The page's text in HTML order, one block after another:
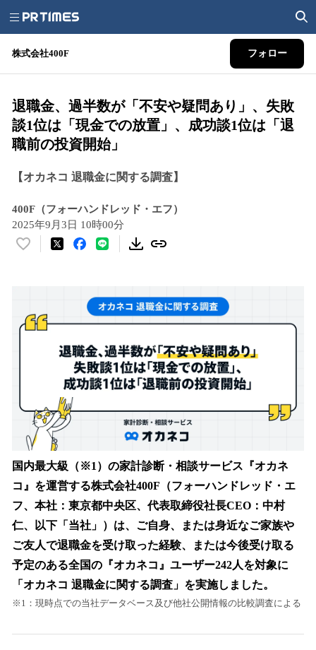
株式会社400F フォロー
退職金、過半数が「不安や疑問あり」、失敗
談1位は「現金での放置」、成功談1位は「退
職前の投資開始」
【オカネコ 退職金に関する調査】
400F（フォーハンドレッド・エフ）
2025年9月3日 10時00分
い
を
で
す
国内最大級（※1）の家計診断・相談サービス『オカネ
コ』を運営する株式会社400F（フォーハンドレッド・エ
フ、本社：東京都中央区、代表取締役社長CEO：中村
仁、以下「当社」）は、ご自身、または身近なご家族や
ご友人で退職金を受け取った経験、または今後受け取る
予定のある全国の『オカネコ』ユーザー242人を対象に
「オカネコ 退職金に関する調査」を実施しました。
※1：現時点での当社データベース及び他社公開情報の比較調査による